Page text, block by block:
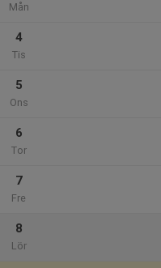
Mån
4
Tis
5
Ons
6
Tor
7
Fre
8
Lör